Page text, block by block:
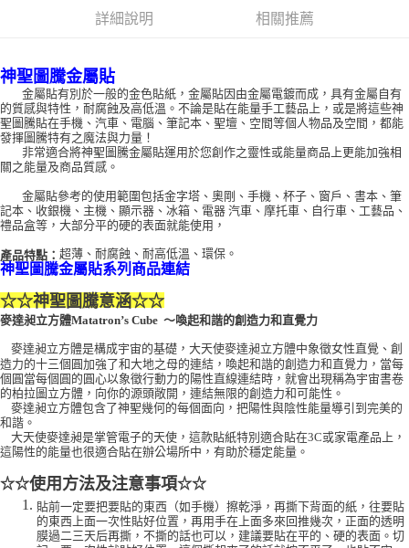
賣家宅配幫您送（台灣）
每筆NT$80，滿NT$3,000(含以上)免運費
郵局幫你送（離島）
每筆NT$80，滿NT$3,000(含以上)免運費
付款後門市自取
免運費
詳細說明 相關推薦
神聖圖騰金屬貼
金屬貼有別於一般的金色貼紙，金屬貼因由金屬電鍍而成，具有金屬自有
的質感與特性，耐腐蝕及高低溫。不論是貼在能量手工藝品上，或是將這些神
聖圖騰貼在手機、汽車、電腦、筆記本、聖壇、空間等個人物品及空間，都能
發揮圖騰特有之魔法與力量！
非常適合將神聖圖騰金屬貼運用於您創作之靈性或能量商品上更能加強相
關之能量及商品質感。
金屬貼參考的使用範圍包括金字塔、奧剛、手機、杯子、窗戶、書本、筆
記本、收銀機、主機、顯示器、冰箱、電器 汽車、摩托車、自行車、工藝品、
禮品盒等，大部分平的硬的表面就能使用，
產品特點： 超薄、耐腐蝕、耐高低溫、環保。
神聖圖騰金屬貼系列商品連結
☆☆神聖圖騰意涵☆☆
麥達昶立方體Matatron’s Cube ～喚起和諧的創造力和直覺力
麥達昶立方體是構成宇宙的基礎，大天使麥達昶立方體中象徵女性直覺、創
造力的十三個圓加強了和大地之母的連結，喚起和諧的創造力和直覺力，當每
個圓當每個圓的圓心以象徵行動力的陽性直線連結時，就會出現稱為宇宙書卷
的柏拉圖立方體，向你的源頭敞開，連結無限的創造力和可能性。
麥達昶立方體包含了神聖幾何的每個面向，把陽性與陰性能量導引到完美的
和諧。
大天使麥達昶是掌管電子的天使，這款貼紙特別適合貼在3C或家電產品上，
這陽性的能量也很適合貼在辦公場所中，有助於穩定能量。
☆☆使用方法及注意事項☆☆
貼前一定要把要貼的東西（如手機）擦乾淨，再撕下背面的紙，往要貼
的東西上面一次性貼好位置，再用手在上面多來回推幾次，正面的透明
膜過二三天后再撕，不撕的話也可以，建議要貼在平的、硬的表面。切